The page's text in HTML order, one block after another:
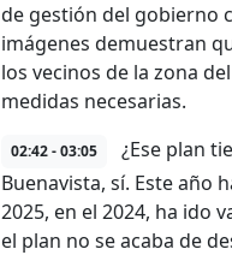
de gestión del gobierno
imágenes demuestran
los vecinos de la zona
medidas necesarias.
02:42 - 03:05
¿Ese plan
Buenavista, sí. Este año
2025, en el 2024, ha ido
el plan no se acaba de